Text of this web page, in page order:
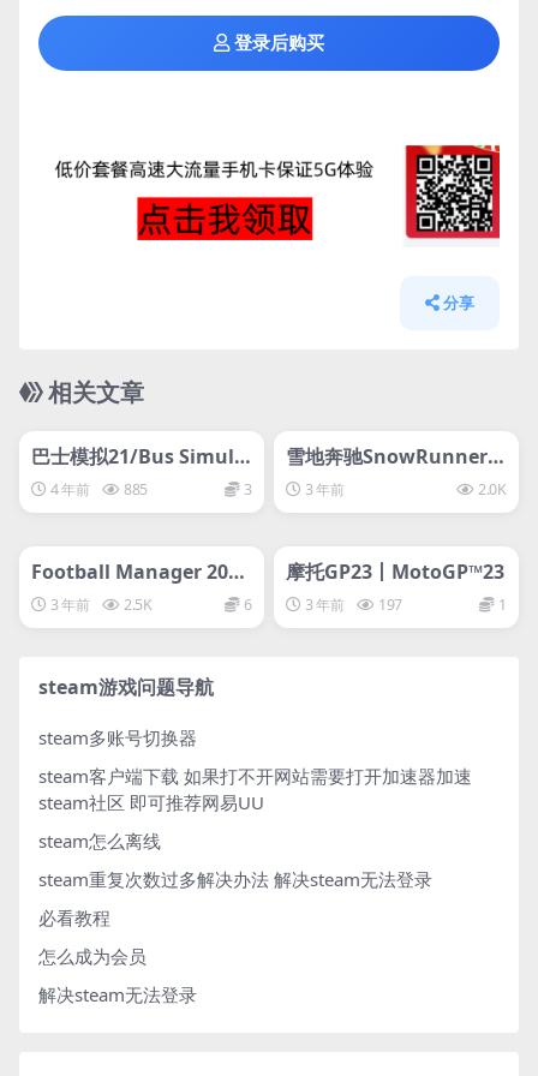
登录后购买
分享
相关文章
svip专属
巴士模拟21/Bus Simula
tor 21-D加密
4 年前 885 3
雪地奔驰SnowRunner –
Premium Edition
3 年前 2.0K
svip专属
Football Manager 2024
足球经理2024FM2024
3 年前 2.5K 6
svip专属
摩托GP23丨MotoGP™23
3 年前 197 1
steam游戏问题导航
steam多账号切换器
steam客户端下载 如果打不开网站需要打开加速器加速
steam社区 即可推荐网易UU
steam怎么离线
steam重复次数过多解决办法 解决steam无法登录
必看教程
怎么成为会员
解决steam无法登录